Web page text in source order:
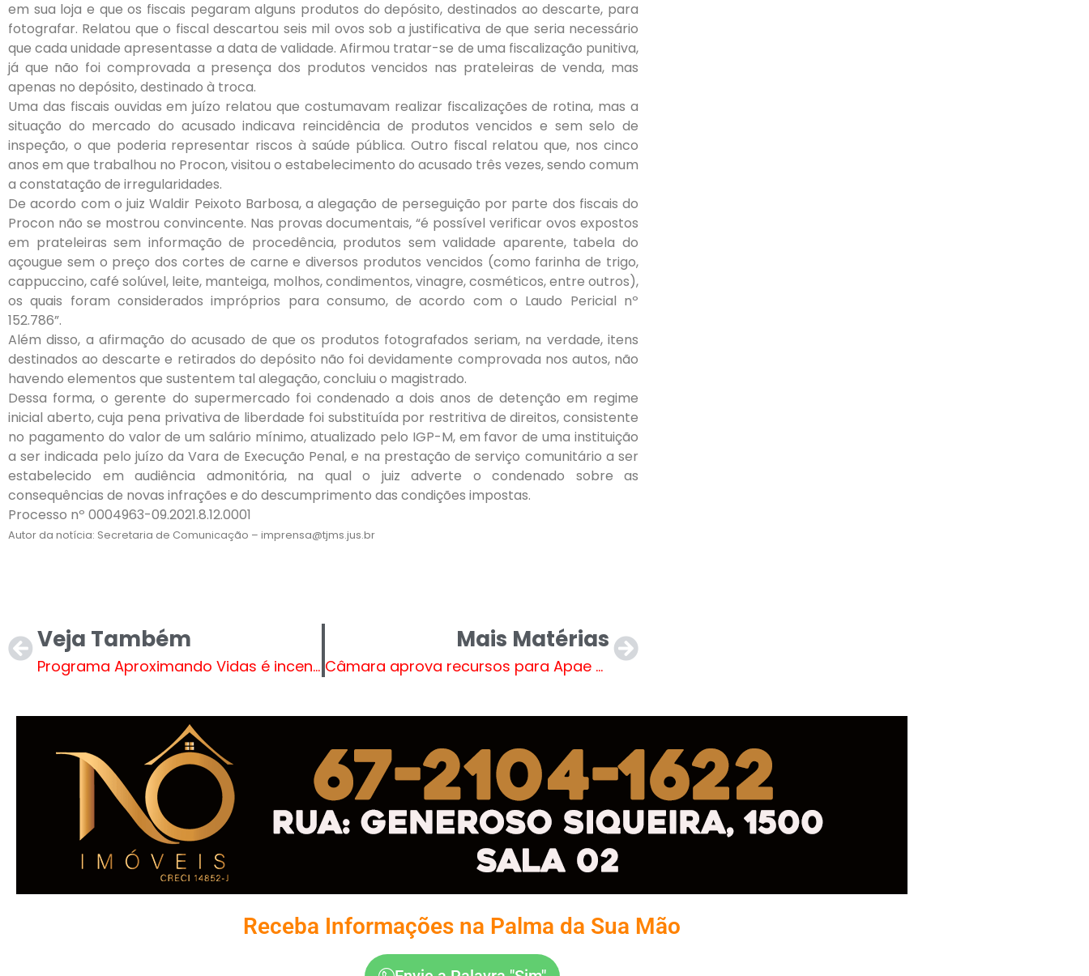
em sua loja e que os fiscais pegaram alguns produtos do depósito, destinados ao descarte, para
fotografar. Relatou que o fiscal descartou seis mil ovos sob a justificativa de que seria necessário
que cada unidade apresentasse a data de validade. Afirmou tratar-se de uma fiscalização punitiva,
já que não foi comprovada a presença dos produtos vencidos nas prateleiras de venda, mas
apenas no depósito, destinado à troca.
Uma das fiscais ouvidas em juízo relatou que costumavam realizar fiscalizações de rotina, mas a
situação do mercado do acusado indicava reincidência de produtos vencidos e sem selo de
inspeção, o que poderia representar riscos à saúde pública. Outro fiscal relatou que, nos cinco
anos em que trabalhou no Procon, visitou o estabelecimento do acusado três vezes, sendo comum
a constatação de irregularidades.
De acordo com o juiz Waldir Peixoto Barbosa, a alegação de perseguição por parte dos fiscais do
Procon não se mostrou convincente. Nas provas documentais, “é possível verificar ovos expostos
em prateleiras sem informação de procedência, produtos sem validade aparente, tabela do
açougue sem o preço dos cortes de carne e diversos produtos vencidos (como farinha de trigo,
cappuccino, café solúvel, leite, manteiga, molhos, condimentos, vinagre, cosméticos, entre outros),
os quais foram considerados impróprios para consumo, de acordo com o Laudo Pericial nº
152.786”.
Além disso, a afirmação do acusado de que os produtos fotografados seriam, na verdade, itens
destinados ao descarte e retirados do depósito não foi devidamente comprovada nos autos, não
havendo elementos que sustentem tal alegação, concluiu o magistrado.
Dessa forma, o gerente do supermercado foi condenado a dois anos de detenção em regime
inicial aberto, cuja pena privativa de liberdade foi substituída por restritiva de direitos, consistente
no pagamento do valor de um salário mínimo, atualizado pelo IGP-M, em favor de uma instituição
a ser indicada pelo juízo da Vara de Execução Penal, e na prestação de serviço comunitário a ser
estabelecido em audiência admonitória, na qual o juiz adverte o condenado sobre as
consequências de novas infrações e do descumprimento das condições impostas.
Processo nº 0004963-09.2021.8.12.0001
Autor da notícia: Secretaria de Comunicação – imprensa@tjms.jus.br
Veja Também
Programa Aproximando Vidas é incentivo para adoção em Mato Grosso do Sul
Mais Matérias
Câmara aprova recursos para Apae de Três Lagoas
Receba Informações na Palma da Sua Mão